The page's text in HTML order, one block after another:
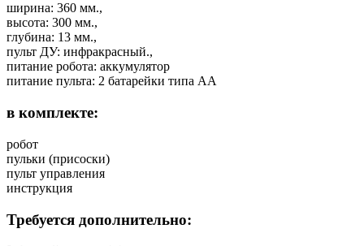
ширина: 360 мм.,
высота: 300 мм.,
глубина: 13 мм.,
пульт ДУ: инфракрасный.,
питание робота: аккумулятор
питание пульта: 2 батарейки типа AA
в комплекте:
робот
пульки (присоски)
пульт управления
инструкция
Требуется дополнительно: